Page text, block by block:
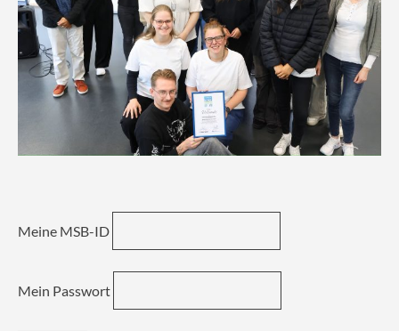
Meine MSB-ID
Mein Passwort